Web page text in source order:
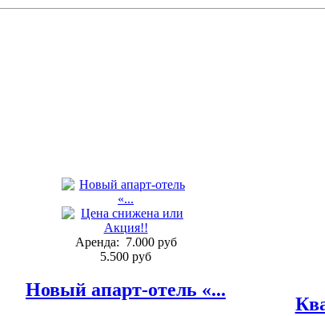
Аренда: 7.000 руб
5.500 руб
Новый апарт-отель «...